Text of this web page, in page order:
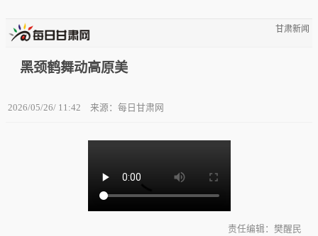
甘肃新闻
黑颈鹤舞动高原美
2026/05/26/ 11:42 来源：每日甘肃网
责任编辑：樊醒民